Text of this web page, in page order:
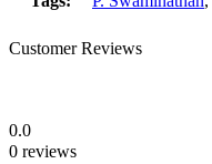
Customer Reviews
0.0
0 reviews